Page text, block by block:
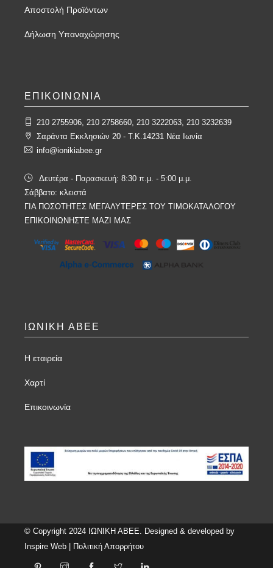
Αποστολή Προϊόντων
Δήλωση Υπαναχώρησης
ΕΠΙΚΟΙΝΩΝΙΑ
210 2755906, 210 2758660, 210 3222063, 210 3232639
Σαράντα Εκκλησιών 20 - T.K.14231 Νέα Ιωνία
info@ionikiabee.gr
Δευτέρα - Παρασκευή: 8:30 π.μ. - 5:00 μ.μ.
Σάββατο: κλειστά
ΓΙΑ ΠΟΣΟΤΗΤΕΣ ΜΕΓΑΛΥΤΕΡΕΣ ΤΟΥ ΤΙΜΟΚΑΤΑΛΟΓΟΥ
ΕΠΙΚΟΙΝΩΝΗΣΤΕ ΜΑΖΙ ΜΑΣ
ΙΩΝΙΚΗ ΑΒΕΕ
Η εταιρεία
Χαρτί
Επικοινωνία
© Copyright 2024 ΙΩΝΙΚΗ ΑΒΕΕ. Designed & developed by
Inspire Web
Πολιτική Απορρήτου